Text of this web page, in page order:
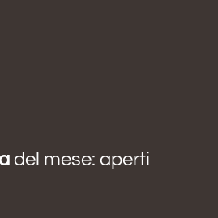
del mese: aperti